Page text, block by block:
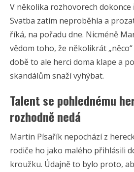
V několika rozhovorech dokonce
Svatba zatím neproběhla a
říká, na pořadu dne. Nicméně
vědom toho, že několikrát
době to ale herci doma klape a
skandálům snaží vyhýbat.
Talent se pohlednému
rozhodně nedá
Martin Písařík nepochází z
rodiče ho jako malého přihlásili
kroužku. Údajně to bylo proto,